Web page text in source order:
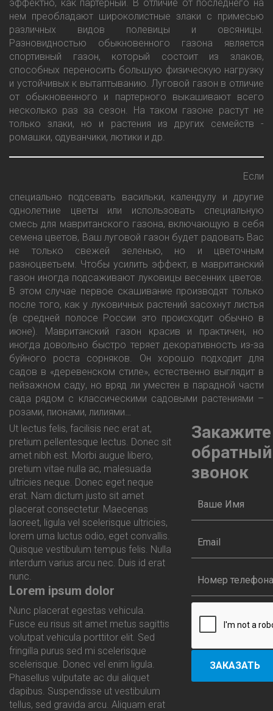
эффектно, как партерный. В отличие от последнего на
нем преобладают широколистные злаки с примесью
различных видов полевицы и овсяницы.
Разновидностью обыкновенного газона является
спортивный газон, который состоит из злаков,
способных переносить большую физическую нагрузку
и устойчивых к вытаптыванию. Луговой газон в отличие
от обыкновенного и партерного выкашивают всего
несколько раз за сезон. На таком газоне растут не
только злаки, но и растения из других семейств -
ромашки, одуванчики, лютики и др.
Если
специально подсевать васильки, календулу и другие
однолетние цветы или использовать специальную
смесь для мавританского газона, включающую в себя
семена цветов, Ваш луговой газон будет радовать Вас
не только свежей зеленью, но и цветочным
разноцветьем. Чтобы усилить эффект, в мавританский
газон иногда подсаживают луковицы весенних цветов.
В этом случае первое скашивание производят только
после того, как у луковичных растений засохнут листья
(в средней полосе России это происходит обычно в
июне). Мавританский газон красив и практичен, но
иногда довольно быстро теряет декоративность из-за
буйного роста сорняков. Он хорошо подходит для
садов в «деревенском стиле», естественно выглядит в
пейзажном саду, но вряд ли уместен в парадной части
сада рядом с классическими садовыми растениями –
розами, пионами, лилиями…
Ut lectus felis, facilisis nec erat at,
pretium pellentesque lectus. Donec sit
amet nibh est. Morbi augue libero,
pretium vitae nulla ac, malesuada
ultricies neque. Donec eget neque
erat. Nam dictum justo sit amet
placerat consectetur. Maecenas
laoreet, ligula vel scelerisque ultricies,
lorem urna luctus odio, eget convallis.
Quisque vestibulum tempus felis. Nulla
interdum varius arcu nec. Duis id erat
nunc.
Lorem ipsum dolor
Nunc placerat egestas vehicula.
Fusce eu risus sit amet metus sagittis
volutpat vehicula porttitor elit. Sed
fringilla purus sed mi scelerisque
scelerisque. Donec vel enim ligula.
Phasellus vulputate ac dui aliquet
dapibus. Suspendisse ut vestibulum
tellus, sed gravida arcu. Aliquam erat
Закажите
обратный
звонок